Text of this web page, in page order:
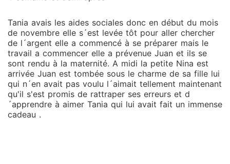
Tania avais les aides sociales donc en début du mois
de novembre elle s´est levée tôt pour aller chercher
de l´argent elle a commencé à se préparer mais le
travail a commencer elle a prévenue Juan et ils se
sont rendu à la maternité. A midi la petite Nina est
arrivée Juan est tombée sous le charme de sa fille lui
qui n´en avait pas voulu l´aimait tellement maintenant
qu'il s'est promis de rattraper ses erreurs et d
´apprendre à aimer Tania qui lui avait fait un immense
cadeau .